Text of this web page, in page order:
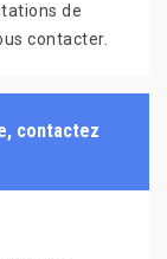
de
contacter.
contactez